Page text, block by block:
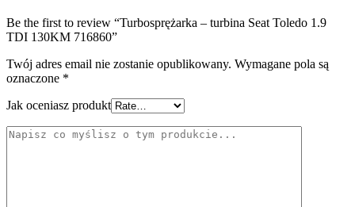
Be the first to review “Turbosprężarka – turbina Seat Toledo 1.9
TDI 130KM 716860”
Twój adres email nie zostanie opublikowany. Wymagane pola są
oznaczone *
Jak oceniasz produkt